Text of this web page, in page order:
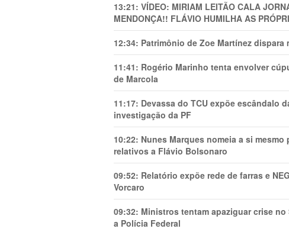
13:21: VÍDEO: MIRIAM LEITÃO CALA
MENDONÇA!! FLÁVIO HUMILHA AS
12:34: Patrimônio de Zoe Martínez
11:41: Rogério Marinho tenta envolver
de Marcola
11:17: Devassa do TCU expõe escândalo
investigação da PF
10:22: Nunes Marques nomeia a si
relativos a Flávio Bolsonaro
09:52: Relatório expõe rede de farras e
Vorcaro
09:32: Ministros tentam apaziguar crise
a Polícia Federal